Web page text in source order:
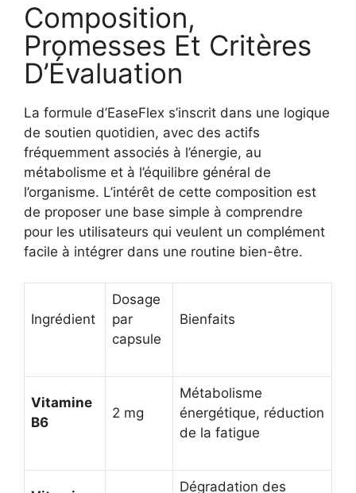
Composition,
Promesses Et Critères
D’Évaluation
La formule d’EaseFlex s’inscrit dans une logique
de soutien quotidien, avec des actifs
fréquemment associés à l’énergie, au
métabolisme et à l’équilibre général de
l’organisme. L’intérêt de cette composition est
de proposer une base simple à comprendre
pour les utilisateurs qui veulent un complément
facile à intégrer dans une routine bien-être.
Ingrédient
Dosage
par
capsule
Bienfaits
Vitamine
B6
2 mg
Métabolisme
énergétique, réduction
de la fatigue
Dégradation des